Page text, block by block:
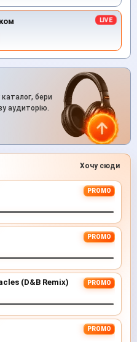
бери
аудиторію.
Хочу сюди
PROMO
PROMO
(D&B Remix) PROMO
PROMO